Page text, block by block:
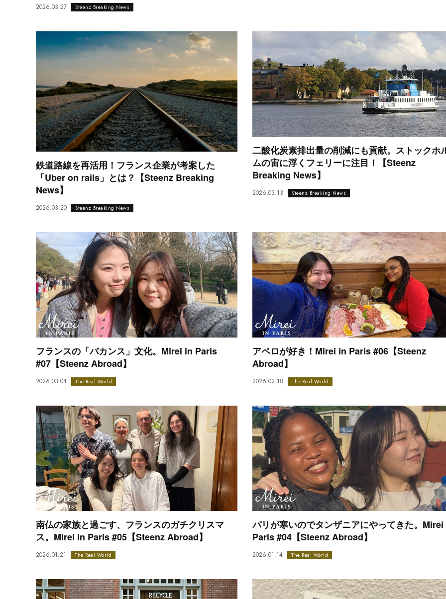
2026.03.27 Steenz Breaking News
鉄道路線を再活用！フランス企業が考案した
「Uber on rails」とは？【Steenz Breaking
News】
2026.03.20 Steenz Breaking News
二酸化炭素排出量の削減にも貢献。ストックホ
ムの宙に浮くフェリーに注目！【Steenz
Breaking News】
2026.03.13 Steenz Breaking News
フランスの「バカンス」文化。Mirei in Paris
#07【Steenz Abroad】
2026.03.04 The Real World
アペロが好き！Mirei in Paris #06【Steenz
Abroad】
2026.02.18 The Real World
南仏の家族と過ごす、フランスのガチクリスマ
ス。Mirei in Paris #05【Steenz Abroad】
2026.01.21 The Real World
パリが寒いのでタンザニアにやってきた。
Paris #04【Steenz Abroad】
2026.01.14 The Real World